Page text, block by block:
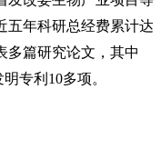
五年科研总经费累计达
多篇研究论文，其中
专利10多项。